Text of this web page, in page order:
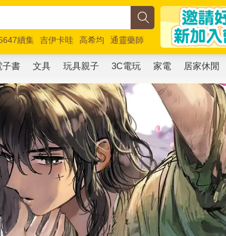
續集 吉伊卡哇 高希均
通靈藥師
總動員5 超慢跑
子書 文具 玩具親子 3C電玩 家電 居家休閒